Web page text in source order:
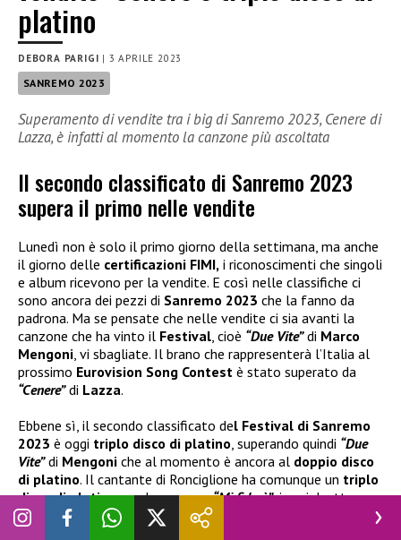
platino
DEBORA PARIGI | 3 APRILE 2023
SANREMO 2023
Superamento di vendite tra i big di Sanremo 2023, Cenere di
Lazza, è infatti al momento la canzone più ascoltata
Il secondo classificato di Sanremo 2023
supera il primo nelle vendite
Lunedì non è solo il primo giorno della settimana, ma anche
il giorno delle certificazioni FIMI, i riconoscimenti che singoli
e album ricevono per la vendite. E così nelle classifiche ci
sono ancora dei pezzi di Sanremo 2023 che la fanno da
padrona. Ma se pensate che nelle vendite ci sia avanti la
canzone che ha vinto il Festival , cioè “Due Vite”di Marco
Mengoni , vi sbagliate. Il brano che rappresenterà l’Italia al
prossimo Eurovision Song Contest è stato superato da
“Cenere”di Lazza.
Ebbene sì, il secondo classificato del Festival di Sanremo
2023 è oggi triplo disco di platino , superando quindi “Due
Vite”di Mengoni che al momento è ancora al doppio disco
di platino. Il cantante di Ronciglione ha comunque un triplo
disco di platinocon la canzone“Mi fiderò”, in cui duetta con
Madame , la quale ha fatto uscire venerdì il suo nuovo
album.